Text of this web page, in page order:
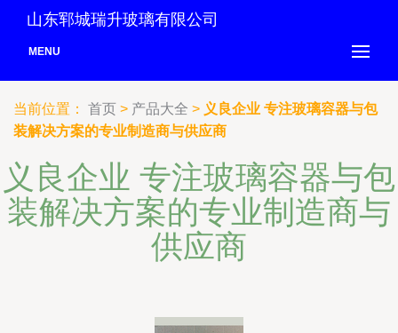
山东郓城瑞升玻璃有限公司
MENU
当前位置： 首页 > 产品大全 > 义良企业 专注玻璃容器与包
装解决方案的专业制造商与供应商
义良企业 专注玻璃容器与包
装解决方案的专业制造商与
供应商